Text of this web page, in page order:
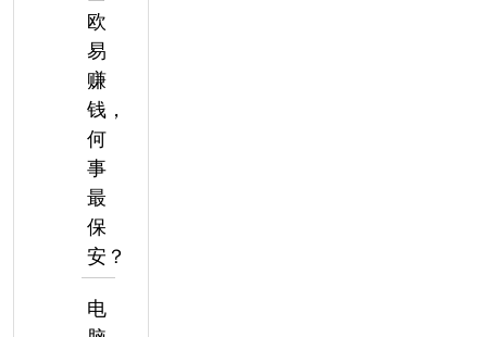
欧
易
赚
钱，
何
事
最
保
安？
电